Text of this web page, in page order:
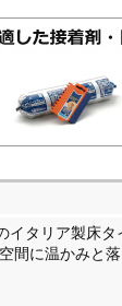
イタリア製床
間に温かみと